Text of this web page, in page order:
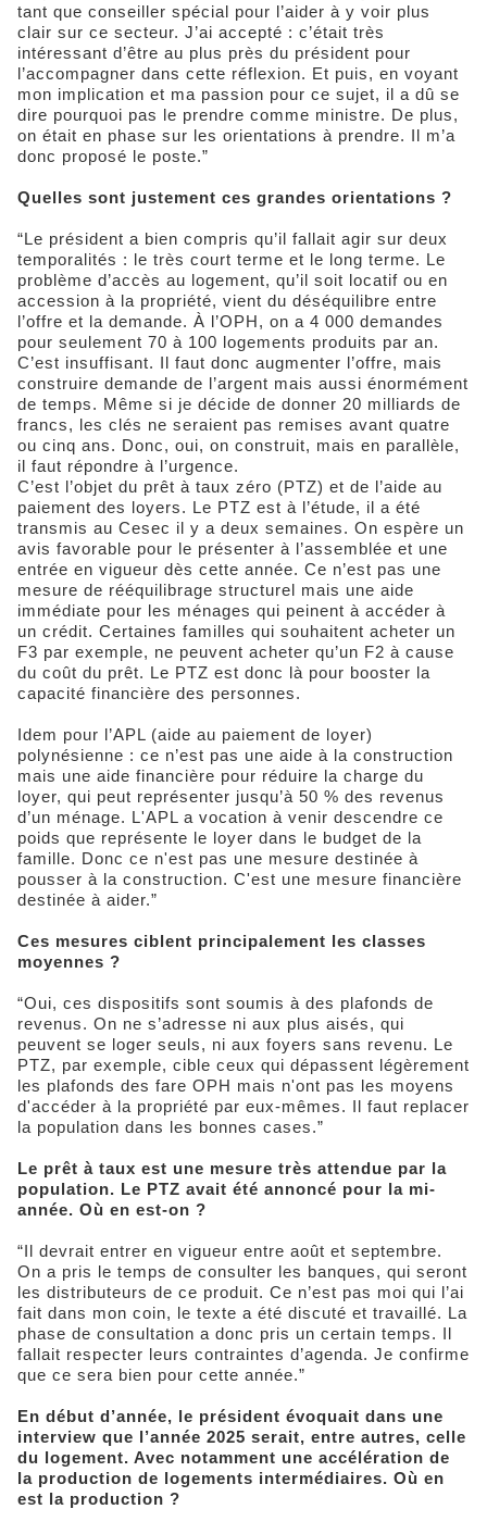
tant que conseiller spécial pour l’aider à y voir plus
clair sur ce secteur. J’ai accepté : c’était très
intéressant d’être au plus près du président pour
l’accompagner dans cette réflexion. Et puis, en voyant
mon implication et ma passion pour ce sujet, il a dû se
dire pourquoi pas le prendre comme ministre. De plus,
on était en phase sur les orientations à prendre. Il m’a
donc proposé le poste.”
Quelles sont justement ces grandes orientations ?
“Le président a bien compris qu’il fallait agir sur deux
temporalités : le très court terme et le long terme. Le
problème d’accès au logement, qu’il soit locatif ou en
accession à la propriété, vient du déséquilibre entre
l’offre et la demande. À l’OPH, on a 4 000 demandes
pour seulement 70 à 100 logements produits par an.
C’est insuffisant. Il faut donc augmenter l’offre, mais
construire demande de l’argent mais aussi énormément
de temps. Même si je décide de donner 20 milliards de
francs, les clés ne seraient pas remises avant quatre
ou cinq ans. Donc, oui, on construit, mais en parallèle,
il faut répondre à l’urgence.
C’est l’objet du prêt à taux zéro (PTZ) et de l’aide au
paiement des loyers. Le PTZ est à l’étude, il a été
transmis au Cesec il y a deux semaines. On espère un
avis favorable pour le présenter à l’assemblée et une
entrée en vigueur dès cette année. Ce n’est pas une
mesure de rééquilibrage structurel mais une aide
immédiate pour les ménages qui peinent à accéder à
un crédit. Certaines familles qui souhaitent acheter un
F3 par exemple, ne peuvent acheter qu’un F2 à cause
du coût du prêt. Le PTZ est donc là pour booster la
capacité financière des personnes.
Idem pour l’APL (aide au paiement de loyer)
polynésienne : ce n’est pas une aide à la construction
mais une aide financière pour réduire la charge du
loyer, qui peut représenter jusqu’à 50 % des revenus
d’un ménage. L'APL a vocation à venir descendre ce
poids que représente le loyer dans le budget de la
famille. Donc ce n'est pas une mesure destinée à
pousser à la construction. C'est une mesure financière
destinée à aider.”
Ces mesures ciblent principalement les classes
moyennes ?
“Oui, ces dispositifs sont soumis à des plafonds de
revenus. On ne s’adresse ni aux plus aisés, qui
peuvent se loger seuls, ni aux foyers sans revenu. Le
PTZ, par exemple, cible ceux qui dépassent légèrement
les plafonds des fare OPH mais n'ont pas les moyens
d'accéder à la propriété par eux-mêmes. Il faut replacer
la population dans les bonnes cases.”
Le prêt à taux est une mesure très attendue par la
population. Le PTZ avait été annoncé pour la mi-
année. Où en est-on ?
“Il devrait entrer en vigueur entre août et septembre.
On a pris le temps de consulter les banques, qui seront
les distributeurs de ce produit. Ce n’est pas moi qui l’ai
fait dans mon coin, le texte a été discuté et travaillé. La
phase de consultation a donc pris un certain temps. Il
fallait respecter leurs contraintes d’agenda. Je confirme
que ce sera bien pour cette année.”
En début d’année, le président évoquait dans une
interview que l’année 2025 serait, entre autres, celle
du logement. Avec notamment une accélération de
la production de logements intermédiaires. Où en
est la production ?